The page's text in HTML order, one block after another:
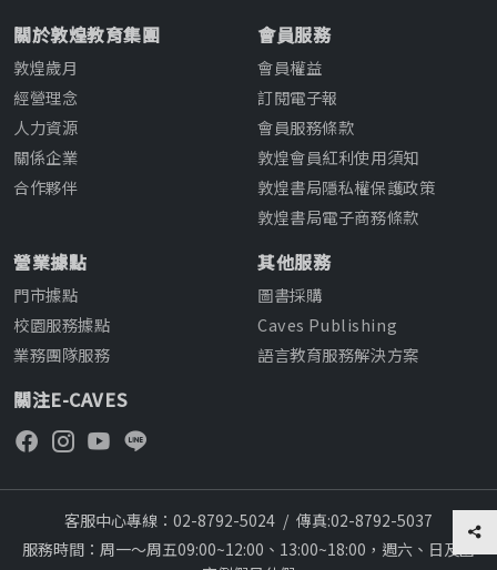
關於敦煌教育集團
敦煌歲月
經營理念
人力資源
關係企業
合作夥伴
會員服務
會員權益
訂閱電子報
會員服務條款
敦煌會員紅利使用須知
敦煌書局隱私權保護政策
敦煌書局電子商務條款
營業據點
門市據點
校園服務據點
業務團隊服務
其他服務
圖書採購
Caves Publishing
語言教育服務解決方案
關注E-CAVES
客服中心專線：02-8792-5024 / 傳真:02-8792-5037
服務時間：周一～周五09:00~12:00、13:00~18:00，週六、日及國